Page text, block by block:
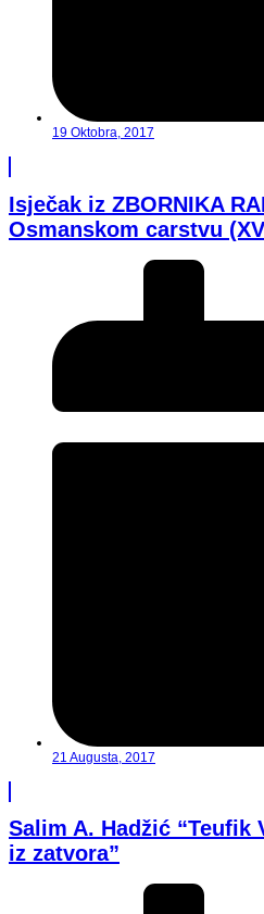
19 Oktobra, 2017
Isječak iz ZBORNIKA
Osmanskom carstvu
21 Augusta, 2017
Salim A. Hadžić “Teufik
iz zatvora”